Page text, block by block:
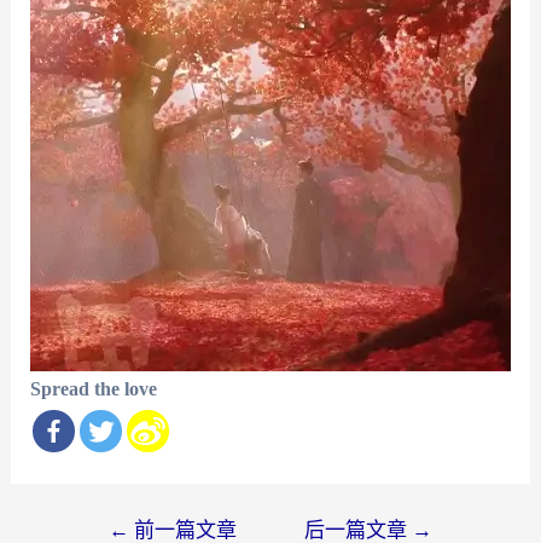
Spread the love
← 前一篇文章 后一篇文章 →